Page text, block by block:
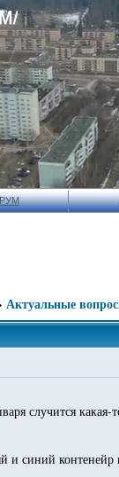
Актуальные
случится
синий контенейр